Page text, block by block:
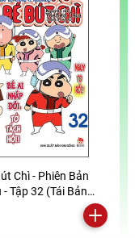
Chì - Phiên Bản
Tập 32 (Tái Bản